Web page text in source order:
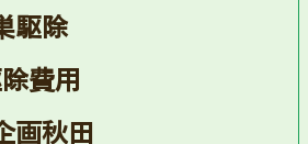
駆除
費用
画秋田